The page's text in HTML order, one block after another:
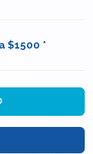
$1500 *